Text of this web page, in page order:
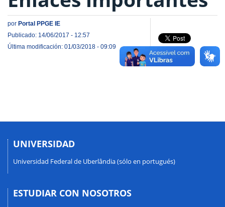
por Portal PPGE IE
Publicado: 14/06/2017 - 12:57
Última modificación: 01/03/2018 - 09:09
UNIVERSIDAD
Universidad Federal de Uberlândia (sólo en portugués)
ESTUDIAR CON NOSOTROS